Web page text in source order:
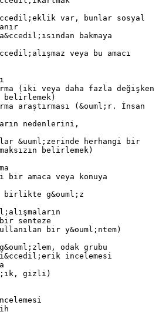
var, bunlar sosyal
bakmaya
veya bu amacı
(iki veya daha fazla değişken
araştırması (&ouml;r. İnsan
nedenlerini,
&uuml;zerinde herhangi bir
belirlemek)
amaca veya konuya
birlikte g&ouml;z
senteze
bir y&ouml;ntem)
odak grubu
i&ccedil;erik incelemesi
gizli)